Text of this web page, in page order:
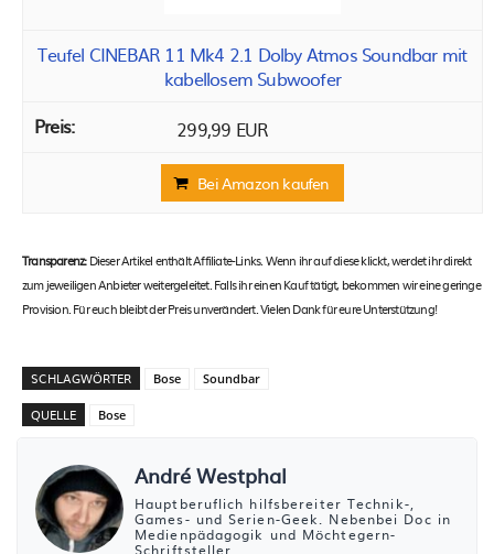
Teufel CINEBAR 11 Mk4 2.1 Dolby Atmos Soundbar mit
kabellosem Subwoofer
299,99 EUR
Bei Amazon kaufen
Transparenz:Dieser Artikel enthält Affiliate-Links. Wenn ihr auf diese klickt, werdet ihr direkt
zum jeweiligen Anbieter weitergeleitet. Falls ihr einen Kauf tätigt, bekommen wir eine geringe
Provision. Für euch bleibt der Preis unverändert. Vielen Dank für eure Unterstützung!
SCHLAGWÖRTER Bose Soundbar
QUELLE Bose
André Westphal
Hauptberuflich hilfsbereiter Technik-,
Games- und Serien-Geek. Nebenbei Doc in
Medienpädagogik und Möchtegern-
Schriftsteller.